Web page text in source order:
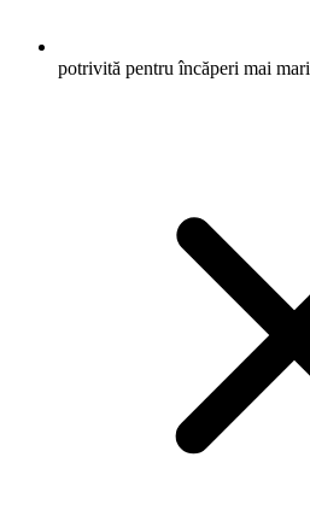
potrivită pentru încăperi mai mari